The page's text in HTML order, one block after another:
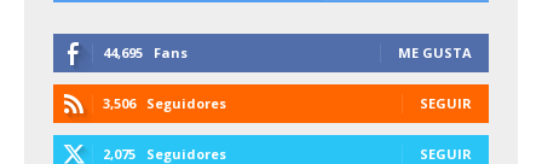
44,695 Fans ME GUSTA
3,506 Seguidores SEGUIR
2,075 Seguidores SEGUIR